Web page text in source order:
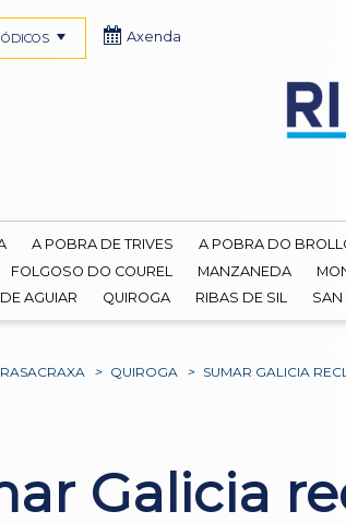
Axenda
A POBRA DE TRIVES A POBRA DO
FOLGOSO DO COUREL MANZANEDA
AGUIAR
QUIROGA RIBAS DE SIL SAN
> QUIROGA > SUMAR GALICIA
Galicia